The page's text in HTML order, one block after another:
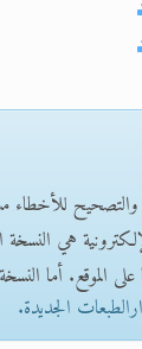
والتصحيح
هي النسخة
على الموقع. أما
الجديدة.